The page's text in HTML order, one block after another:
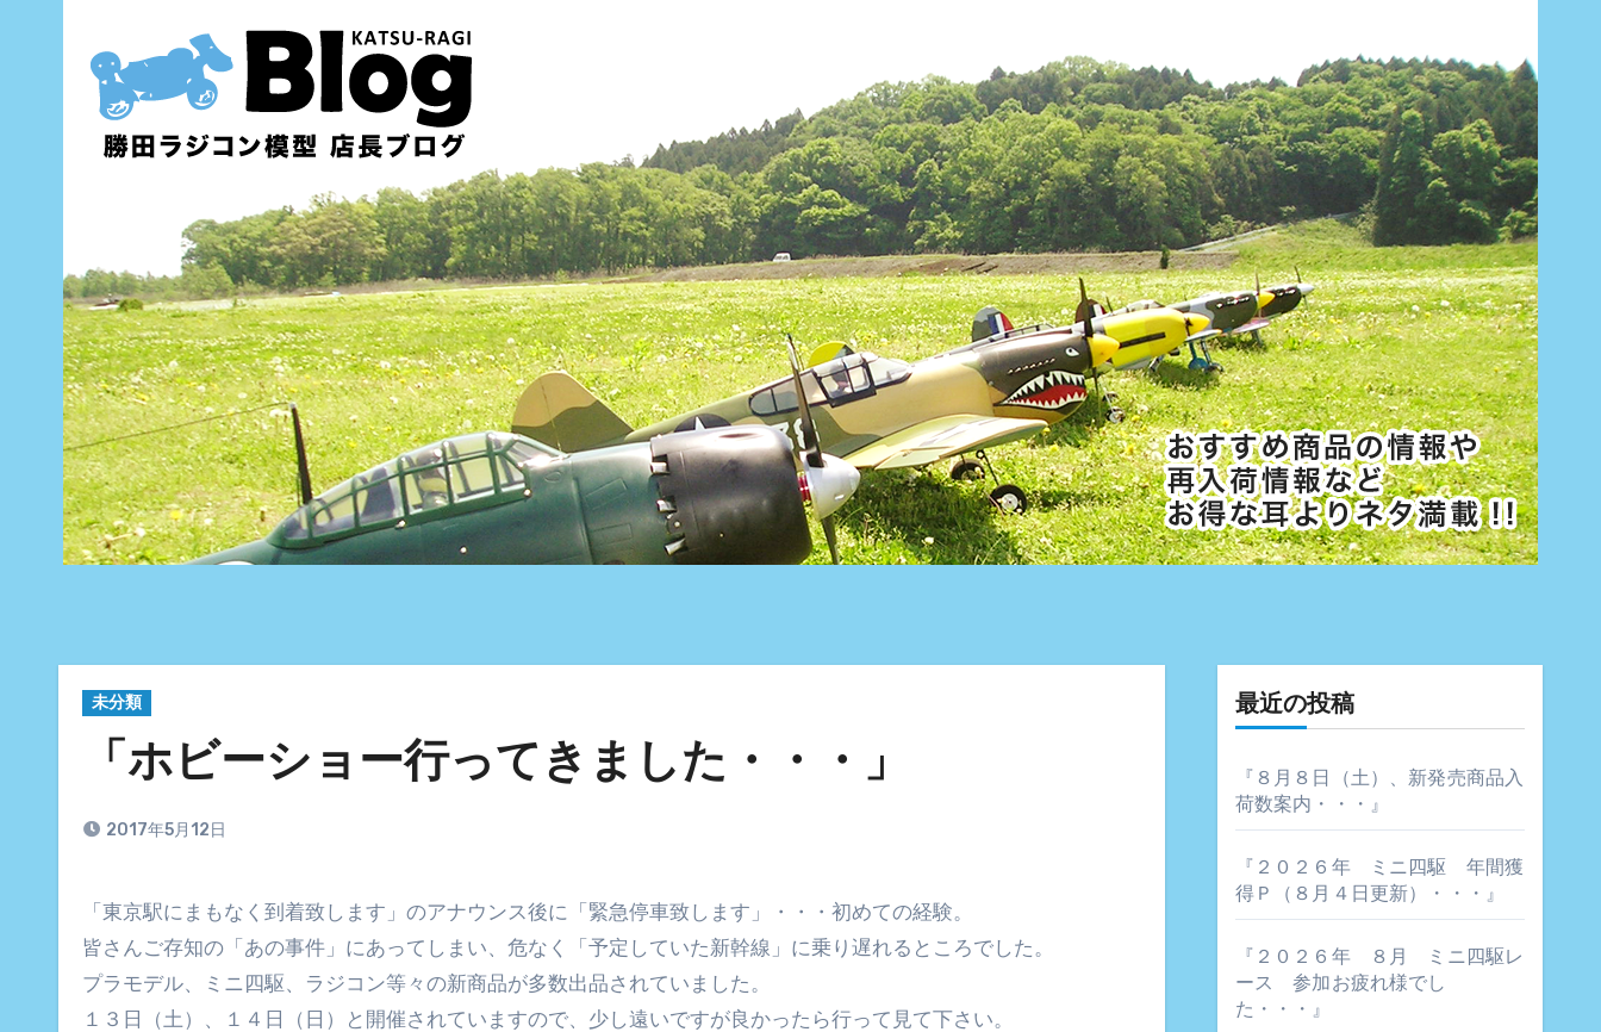
未分類
「ホビーショー行ってきました・・・」
2017年5月12日
「東京駅にまもなく到着致します」のアナウンス後に「緊急停車致します」・・・初めての経験。
皆さんご存知の「あの事件」にあってしまい、危なく「予定していた新幹線」に乗り遅れるところでした。
プラモデル、ミニ四駆、ラジコン等々の新商品が多数出品されていました。
１３日（土）、１４日（日）と開催されていますので、少し遠いですが良かったら行って見て下さい。
最近の投稿
『８月８日（土）、新発売商品入
荷数案内・・・』
『２０２６年 ミニ四駆 年間獲
得Ｐ（８月４日更新）・・・』
『２０２６年 ８月 ミニ四駆レ
ース 参加お疲れ様でし
た・・・』